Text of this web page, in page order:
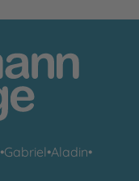
•Gabriel•Aladin•